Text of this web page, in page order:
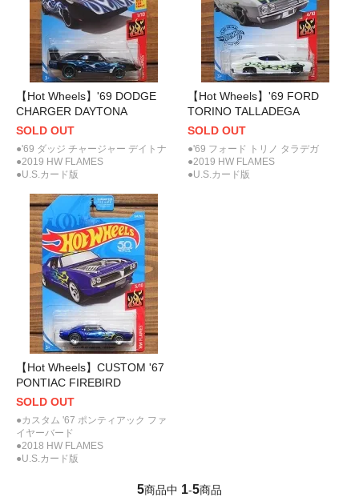
【Hot Wheels】'69 DODGE
CHARGER DAYTONA
SOLD OUT
●'69 ダッジ チャージャー デイトナ
●2019 HW FLAMES
●U.S.カード版
【Hot Wheels】'69 FORD
TORINO TALLADEGA
SOLD OUT
●'69 フォード トリノ タラデガ
●2019 HW FLAMES
●U.S.カード版
【Hot Wheels】CUSTOM '67
PONTIAC FIREBIRD
SOLD OUT
●カスタム '67 ポンティアック ファ
イヤーバード
●2018 HW FLAMES
●U.S.カード版
5商品中 1-5商品